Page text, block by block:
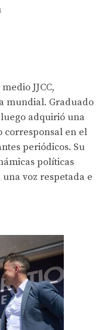
JJCC,
mundial. Graduado
adquirió una
corresponsal en el
periódicos. Su
políticas
voz respetada e